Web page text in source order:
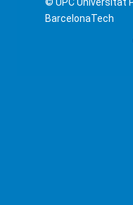
BarcelonaTech